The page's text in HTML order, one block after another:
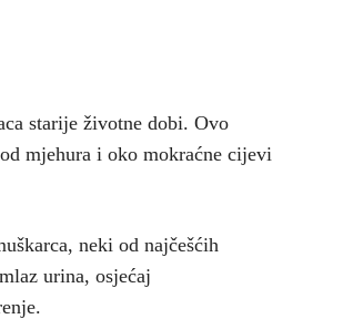
starije životne dobi. Ovo
mjehura i oko mokraćne cijevi
neki od najčešćih
urina, osjećaj